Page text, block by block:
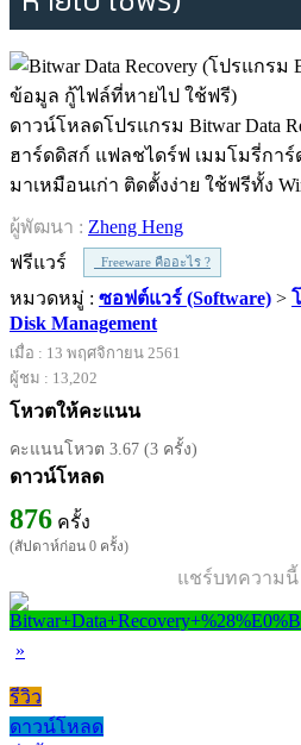
ดาวน์โหลดโปรแกรม Bitwar Data
ฮาร์ดดิสก์ แฟลชไดร์ฟ เมมโมรี่กา
มาเหมือนเก่า ติดตั้งง่าย ใช้ฟรีทั้ง
ผู้พัฒนา : Zheng Heng
ฟรีแวร์
Freeware คืออะไร ?
หมวดหมู่ : ซอฟต์แวร์ (Software) >
Disk Management
เมื่อ : 13 พฤศจิกายน 2561
ผู้ชม : 13,202
โหวตให้คะแนน
คะแนนโหวต 3.67 (3 ครั้ง)
ดาวน์โหลด
876 ครั้ง
(สัปดาห์ก่อน 0 ครั้ง)
แชร์บทความนี้
»
รีวิว
ดาวน์โหลด